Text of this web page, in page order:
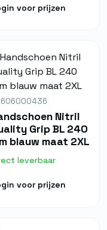
voor prijzen
Nitril
Grip BL 240
blauw maat 2XL
leverbaar
voor prijzen